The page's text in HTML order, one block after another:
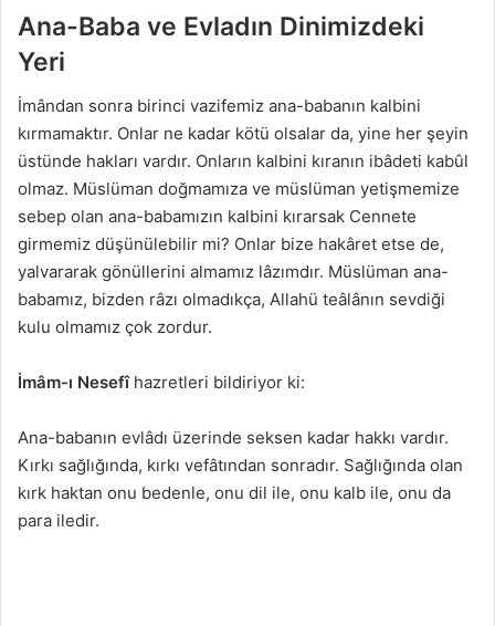
Ana-Baba ve Evladın Dinimizdeki
Yeri
İmândan sonra birinci vazifemiz ana-babanın kalbini
kırmamaktır. Onlar ne kadar kötü olsalar da, yine her şeyin
üstünde hakları vardır. Onların kalbini kıranın ibâdeti kabûl
olmaz. Müslüman doğmamıza ve müslüman yetişmemize
sebep olan ana-babamızın kalbini kırarsak Cennete
girmemiz düşünülebilir mi? Onlar bize hakâret etse de,
yalvararak gönüllerini almamız lâzımdır. Müslüman ana-
babamız, bizden râzı olmadıkça, Allahü teâlânın sevdiği
kulu olmamız çok zordur.
İmâm-ı Nesefî hazretleri bildiriyor ki:
Ana-babanın evlâdı üzerinde seksen kadar hakkı vardır.
Kırkı sağlığında, kırkı vefâtından sonradır. Sağlığında olan
kırk haktan onu bedenle, onu dil ile, onu kalb ile, onu da
para iledir.